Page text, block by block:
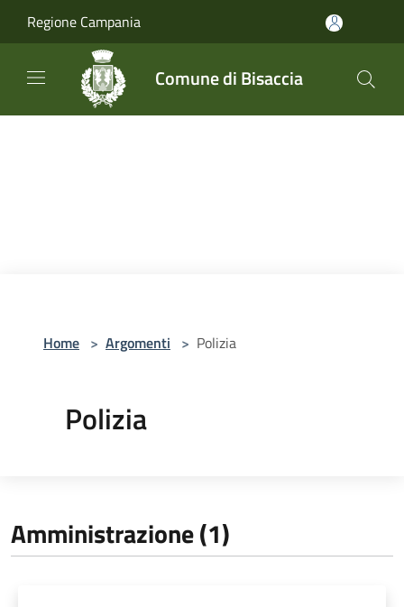
Regione Campania
Comune di Bisaccia
Home > Argomenti > Polizia
Polizia
Amministrazione (1)